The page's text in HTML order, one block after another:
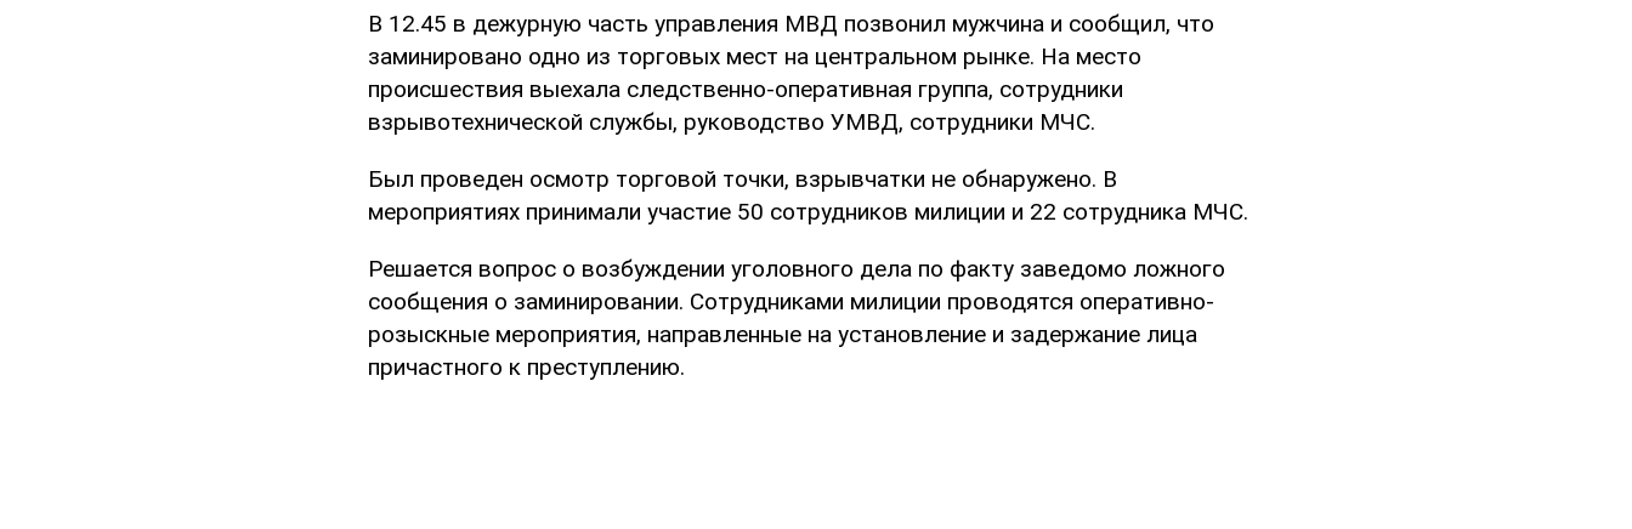
В 12.45 в дежурную часть управления МВД позвонил мужчина и сообщил, что
заминировано одно из торговых мест на центральном рынке. На место
происшествия выехала следственно-оперативная группа, сотрудники
взрывотехнической службы, руководство УМВД, сотрудники МЧС.
Был проведен осмотр торговой точки, взрывчатки не обнаружено. В
мероприятиях принимали участие 50 сотрудников милиции и 22 сотрудника МЧС.
Решается вопрос о возбуждении уголовного дела по факту заведомо ложного
сообщения о заминировании. Сотрудниками милиции проводятся оперативно-
розыскные мероприятия, направленные на установление и задержание лица
причастного к преступлению.